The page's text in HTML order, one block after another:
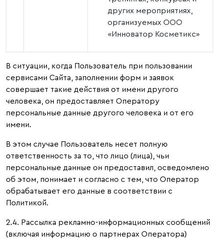
других мероприятиях,
организуемых ООО
«Инноватор Косметикс»
В ситуации, когда Пользователь при пользовании
сервисами Сайта, заполнении форм и заявок
совершает такие действия от имени другого
человека, он предоставляет Оператору
персональные данные другого человека и от его
имени.
В этом случае Пользователь несет полную
ответственность за то, что лицо (лица), чьи
персональные данные он предоставил, осведомлено
об этом, понимает и согласно с тем, что Оператор
обрабатывает его данные в соответствии с
Политикой.
2.4. Рассылка рекламно-информационных сообщений
(включая информацию о партнерах Оператора)